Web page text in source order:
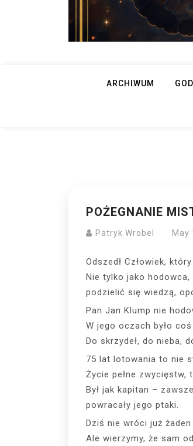
ARCHIWUM
POŻEGNANIE
Patryk Wrobel May
Odszedł Człowiek,
Nie tylko jako
podzielić się wiedzą,
Pan Jan Klump nie
W jego oczach było
Do skrzydeł, do nieba,
75 lat lotowania to nie
Życie pełne zwycięstw,
Był jak kapitan –
powracały jego ptaki.
Dziś nie wróci już
Ale wierzymy, że sam